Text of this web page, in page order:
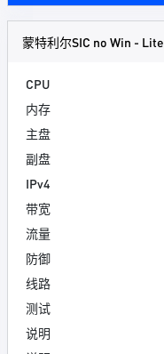
蒙特利尔SIC no Win - Lite
CPU
内存
主盘
副盘
IPv4
带宽
流量
防御
线路
测试
说明